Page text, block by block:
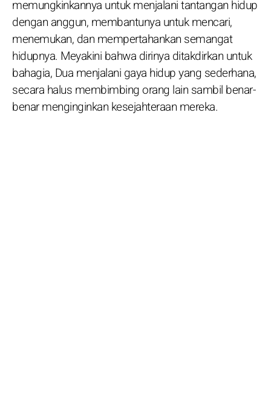
memungkinkannya untuk menjalani tantangan hidup
dengan anggun, membantunya untuk mencari,
menemukan, dan mempertahankan semangat
hidupnya. Meyakini bahwa dirinya ditakdirkan untuk
bahagia, Dua menjalani gaya hidup yang sederhana,
secara halus membimbing orang lain sambil benar-
benar menginginkan kesejahteraan mereka.